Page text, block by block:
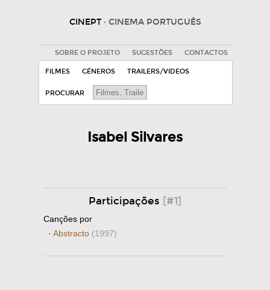
CINEPT · CINEMA PORTUGUÊS
SOBRE O PROJETO SUGESTÕES CONTACTOS
FILMES GÉNEROS TRAILERS/VIDEOS
PROCURAR
Isabel Silvares
Participações [#1]
Canções por
· Abstracto (1997)